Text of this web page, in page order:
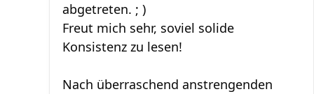
abgetreten. ; )
Freut mich sehr, soviel solide
Konsistenz zu lesen!
Nach überraschend anstrengenden